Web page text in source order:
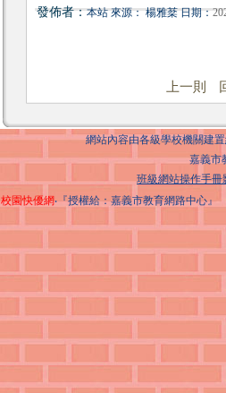
發佈者：本站 來源： 楊雅棻 日期：
上一則
網站內容由各級學校機關建
嘉義市
班級網站操作手冊
校園快優網‧『授權給：嘉義市教育網路中心』